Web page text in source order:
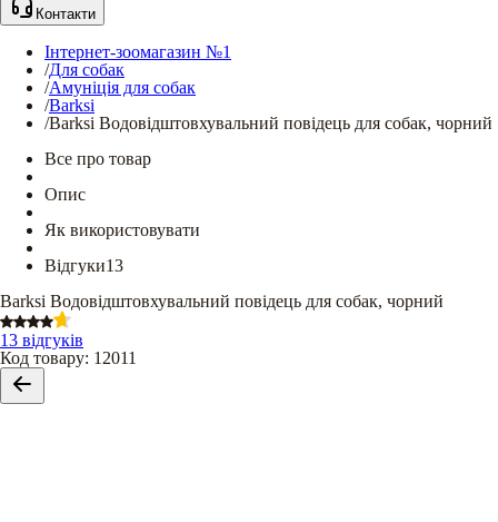
Контакти
Інтернет-зоомагазин №1
/Для собак
/Амуніція для собак
/Barksi
/Barksi Водовідштовхувальний повідець для собак, чорний
Все про товар
Опис
Як використовувати
Відгуки13
Barksi Водовідштовхувальний повідець для собак, чорний
13 відгуків
Код товару: 12011